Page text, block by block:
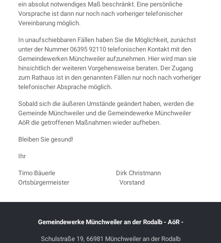
ein absolut notwendiges Maß beschränkt. Eine persönliche
Vorsprache ist dann nur noch nach vorheriger telefonischer
Vereinbarung möglich.
In unaufschiebbaren Fällen haben Sie die Möglichkeit, zunächst
unter der Nummer 06395 92110 telefonischen Kontakt mit den
Gemeindewerken Münchweiler aufzunehmen. Hier wird man sie
hinsichtlich der weiteren Vorgehensweise beraten. Der Zugang
zum Rathaus ist in den genannten Fällen nur noch nach vorheriger
telefonischer Absprache möglich.
Sobald sich die äußeren Umstände geändert haben, werden die
Gemeinde Münchweiler und die Gemeindewerke Münchweiler
AöR die getroffenen Maßnahmen wieder aufheben.
Bleiben Sie gesund!
Ihr
Timo Bäuerle Dirk Christmann
Ortsbürgermeister Vorstand
Gemeindewerke Münchweiler an der Rodalb - AöR -
Schulstraße 19, 66981 Münchweiler an der Rodalb